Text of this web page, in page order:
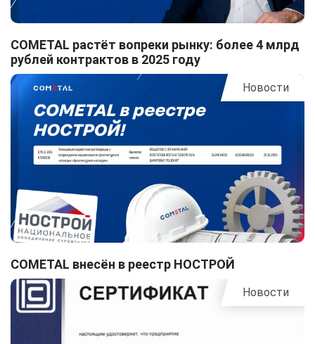
COMETAL растёт вопреки рынку: более 4 млрд
рублей контрактов в 2025 году
Новости
COMETAL внесён в реестр НОСТРОЙ
Новости